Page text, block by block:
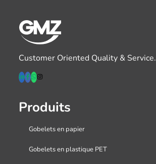
Customer Oriented Quality & Service.
Produits
Gobelets en papier
Gobelets en plastique PET